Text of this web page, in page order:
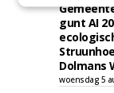
gunt AI
Dolmans
woensdag 5